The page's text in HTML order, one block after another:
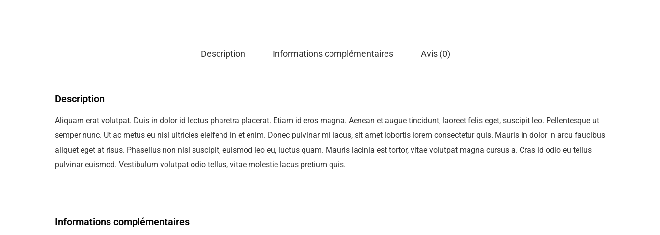
Description Informations complémentaires Avis (0)
Description
Aliquam erat volutpat. Duis in dolor id lectus pharetra placerat. Etiam id eros magna. Aenean et augue tincidunt, laoreet felis eget, suscipit leo. Pellentesque ut
semper nunc. Ut ac metus eu nisl ultricies eleifend in et enim. Donec pulvinar mi lacus, sit amet lobortis lorem consectetur quis. Mauris in dolor in arcu faucibus
aliquet eget at risus. Phasellus non nisl suscipit, euismod leo eu, luctus quam. Mauris lacinia est tortor, vitae volutpat magna cursus a. Cras id odio eu tellus
pulvinar euismod. Vestibulum volutpat odio tellus, vitae molestie lacus pretium quis.
Informations complémentaires